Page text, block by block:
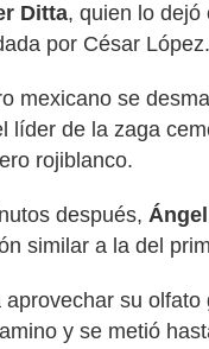
Ditta, quien lo dejó
por César López.
mexicano se
líder de la zaga
rojiblanco.
después,
similar a la del
aprovechar su
y se metió